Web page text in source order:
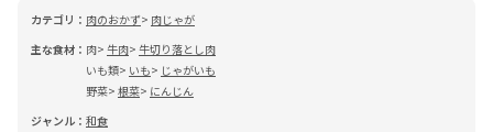
カテゴリ： 肉のおかず
肉じゃが
主な食材： 肉 牛肉 牛切り落とし肉
いも類
いも
じゃがいも
野菜 根菜
にんじん
ジャンル： 和食